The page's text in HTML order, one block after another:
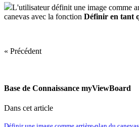
L'utilisateur définit une image comme
canevas avec la fonction Définir en tant
« Précédent
Base de Connaissance myViewBoard
Dans cet article